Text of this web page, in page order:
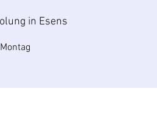
in Esens